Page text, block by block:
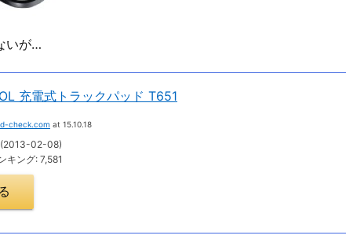
いが…
充電式トラックパッド T651
check.com at 15.10.18
(2013-02-08)
キング: 7,581